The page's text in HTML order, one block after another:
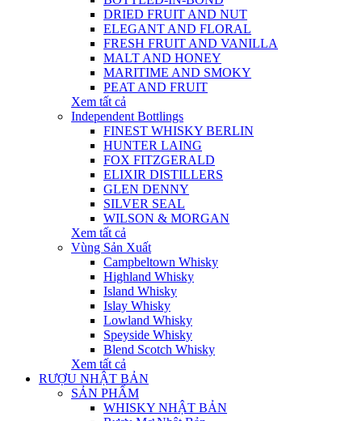
DRIED FRUIT AND NUT
ELEGANT AND FLORAL
FRESH FRUIT AND VANILLA
MALT AND HONEY
MARITIME AND SMOKY
PEAT AND FRUIT
Xem tất cả
Independent Bottlings
FINEST WHISKY BERLIN
HUNTER LAING
FOX FITZGERALD
ELIXIR DISTILLERS
GLEN DENNY
SILVER SEAL
WILSON & MORGAN
Xem tất cả
Vùng Sản Xuất
Campbeltown Whisky
Highland Whisky
Island Whisky
Islay Whisky
Lowland Whisky
Speyside Whisky
Blend Scotch Whisky
Xem tất cả
RƯỢU NHẬT BẢN
SẢN PHẨM
WHISKY NHẬT BẢN